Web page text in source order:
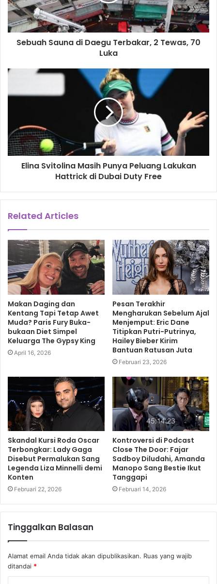
Sebuah Sauna di Daegu Terbakar, 2 Tewas, 70
Luka
Elina Svitolina Masih Punya Peluang Lakukan
Hattrick di Dubai Duty Free
Related Articles
Makan Daging dan
Kentang Tapi Tetap Awet
Muda? Paris Fury Buka-
bukaan Diet Simpel
Keluarga The Gypsy King
April 16, 2026
Pesan Terakhir
Mengharukan Sebelum Ajal
Menjemput: Eric Dane
Titipkan Putri-Putrinya,
Hailey Bieber Kirim
Bantuan Ratusan Juta
Februari 23, 2026
Skandal Kursi Roda Oscar
Terbongkar: Lady Gaga
Disebut Permalukan Sang
Legenda Liza Minnelli demi
Konten
Februari 22, 2026
Kontroversi di Podcast
Close The Door: Fajar
Sadboy Diludahi, Amanda
Manopo Sang Bestie Ikut
Tanggapi
Februari 14, 2026
Tinggalkan Balasan
Alamat email Anda tidak akan dipublikasikan. Ruas yang wajib
ditandai *